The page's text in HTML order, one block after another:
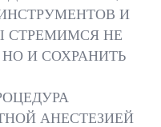
И
НЕ
И СОХРАНИТЬ
АНЕСТЕЗИЕЙ